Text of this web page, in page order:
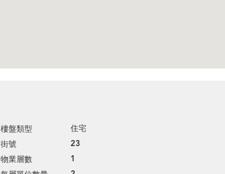
樓盤類型 住宅
街號 23
物業層數 1